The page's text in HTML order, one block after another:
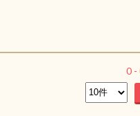
0 -